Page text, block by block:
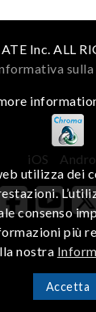
Inc. ALL
iOS
utilizza dei
consenso
più
nostra
Accetta